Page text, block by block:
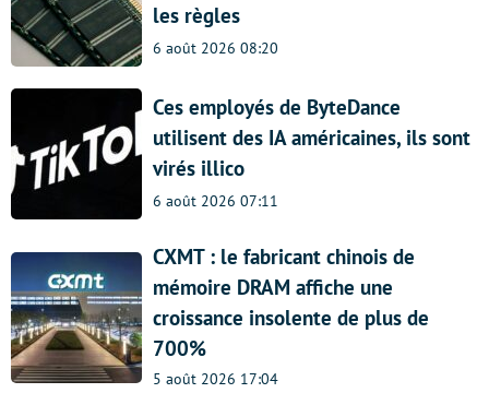
les règles
6 août 2026 08:20
Ces employés de ByteDance
utilisent des IA américaines, ils sont
virés illico
6 août 2026 07:11
CXMT : le fabricant chinois de
mémoire DRAM affiche une
croissance insolente de plus de
700%
5 août 2026 17:04